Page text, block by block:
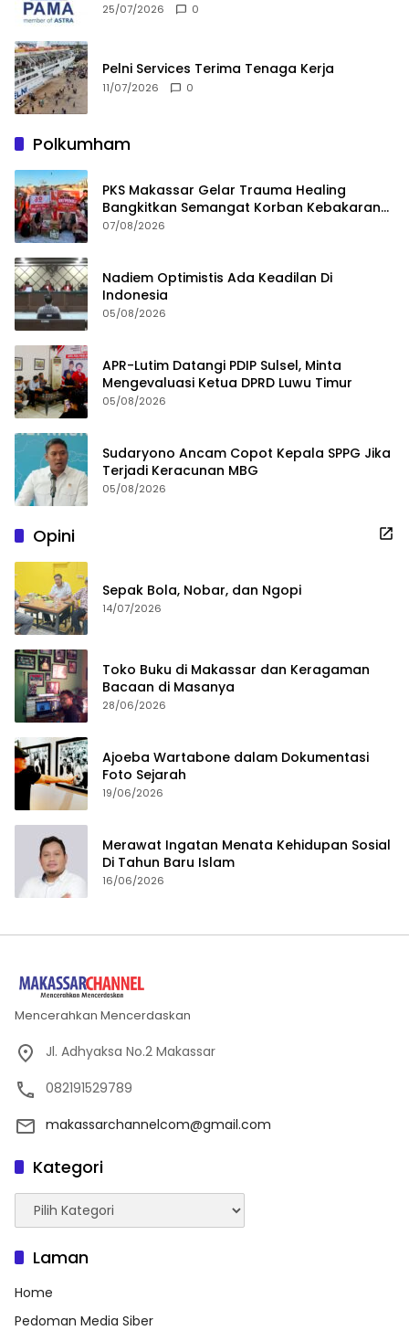
25/07/2026 0
Pelni Services Terima Tenaga Kerja
11/07/2026 0
Polkumham
PKS Makassar Gelar Trauma Healing
Bangkitkan Semangat Korban Kebakaran
Tallo
07/08/2026
Nadiem Optimistis Ada Keadilan Di
Indonesia
05/08/2026
APR-Lutim Datangi PDIP Sulsel, Minta
Mengevaluasi Ketua DPRD Luwu Timur
05/08/2026
Sudaryono Ancam Copot Kepala SPPG Jika
Terjadi Keracunan MBG
05/08/2026
Opini
Sepak Bola, Nobar, dan Ngopi
14/07/2026
Toko Buku di Makassar dan Keragaman
Bacaan di Masanya
28/06/2026
Ajoeba Wartabone dalam Dokumentasi
Foto Sejarah
19/06/2026
Merawat Ingatan Menata Kehidupan Sosial
Di Tahun Baru Islam
16/06/2026
Mencerahkan Mencerdaskan
Jl. Adhyaksa No.2 Makassar
082191529789
makassarchannelcom@gmail.com
Kategori
Kategori
Laman
Home
Pedoman Media Siber